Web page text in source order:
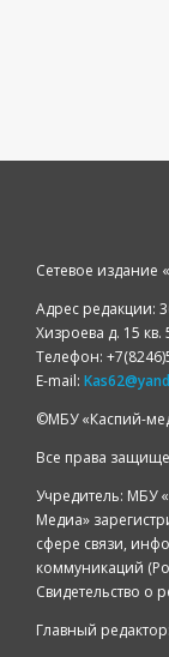
Сетевое издание
Адрес редакции:
Хизроева д. 15 кв.
Телефон:
E-mail:
©️МБУ «Каспий-
Все права
Учредитель: МБУ
Медиа»
сфере связи,
коммуникаций
Свидетельство о
Главный